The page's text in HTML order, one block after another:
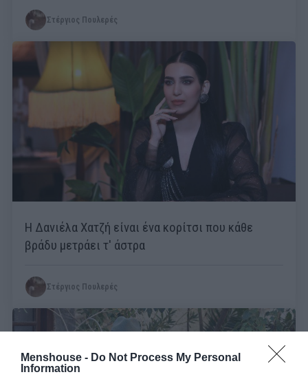
Menshouse - Do Not Process My Personal
Information
Στέργιος Πουλερές
Η Δανιέλα Χατζή είναι ένα κορίτσι που κάθε
βράδυ μετράει τ' άστρα
Στέργιος Πουλερές